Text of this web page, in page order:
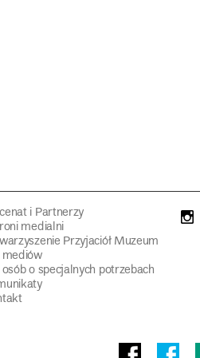
i Partnerzy
medialni
Przyjaciół Muzeum
o specjalnych potrzebach
Facebook